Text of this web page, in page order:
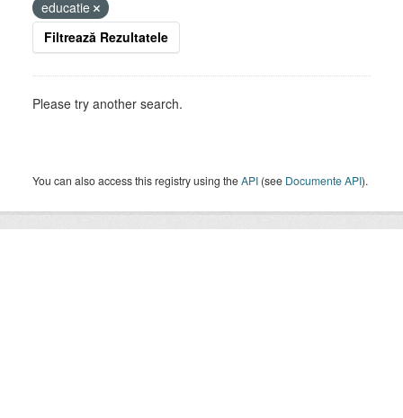
educatie
Filtrează Rezultatele
Please try another search.
You can also access this registry using theAPI (see Documente API).